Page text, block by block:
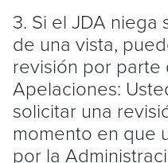
3. Si el JDA
de una vista,
revisión por
Apelaciones:
solicitar una
momento en que
por la